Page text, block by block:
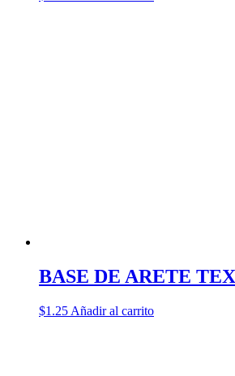
BASE DE ARETE
$1.25 Añadir al carrito